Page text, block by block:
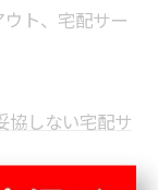
ト、宅配サー
協しない宅配サ